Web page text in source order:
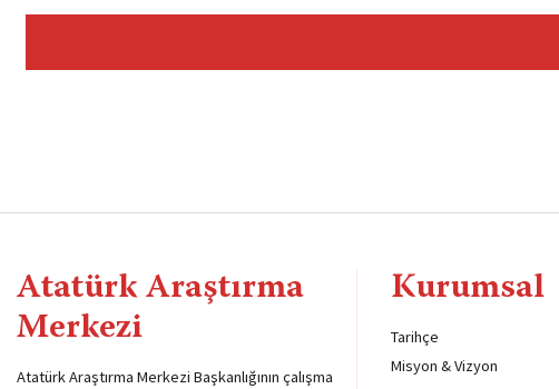
Atatürk Araştırma
Merkezi
Atatürk Araştırma Merkezi Başkanlığının çalışma
Kurumsal
Tarihçe
Misyon & Vizyon